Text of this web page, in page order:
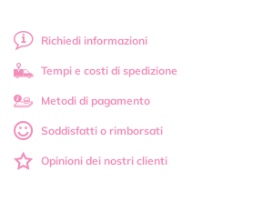
Richiedi informazioni
Tempi e costi di spedizione
Metodi di pagamento
Soddisfatti o rimborsati
Opinioni dei nostri clienti